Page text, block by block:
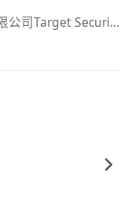
Securities International Limited